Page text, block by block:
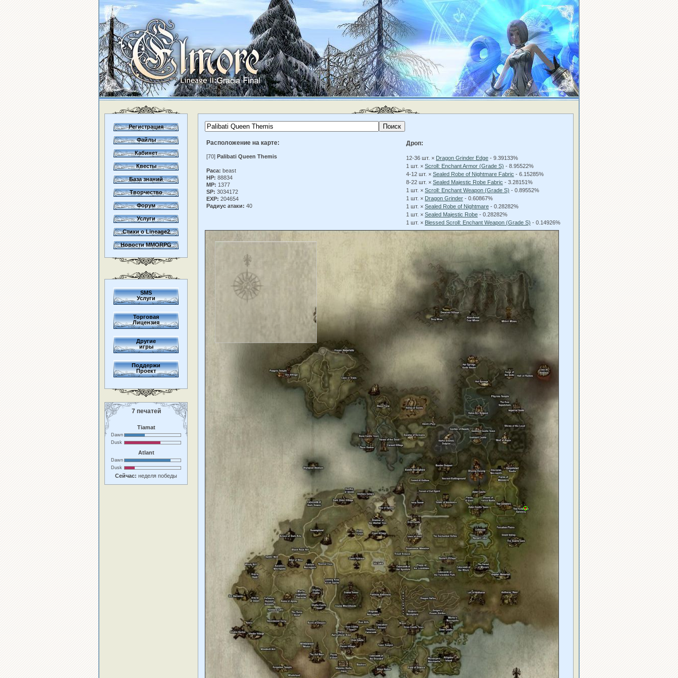
Регистрация
Файлы
Кабинет
Квесты
База знаний
Творчество
Форум
Услуги
Стихи о Lineage2
Новости MMORPG
SMS
Услуги
Торговая
Лицензия
Другие
игры
Поддержи
Проект
7 печатей
Tiamat
Dawn
Dusk
Atlant
Dawn
Dusk
Сейчас: неделя победы
Расположение на карте:
[70] Palibati Queen Themis
Раса: beast
HP: 88834
MP: 1377
SP: 3034172
EXP: 204654
Радиус атаки: 40
Дроп:
12-36 шт. × Dragon Grinder Edge - 9.39133%
1 шт. × Scroll: Enchant Armor (Grade S) - 8.95522%
4-12 шт. × Sealed Robe of Nightmare Fabric - 6.15285%
8-22 шт. × Sealed Majestic Robe Fabric - 3.28151%
1 шт. × Scroll: Enchant Weapon (Grade S) - 0.89552%
1 шт. × Dragon Grinder - 0.60867%
1 шт. × Sealed Robe of Nightmare - 0.28282%
1 шт. × Sealed Majestic Robe - 0.28282%
1 шт. × Blessed Scroll: Enchant Weapon (Grade S) - 0.14926%